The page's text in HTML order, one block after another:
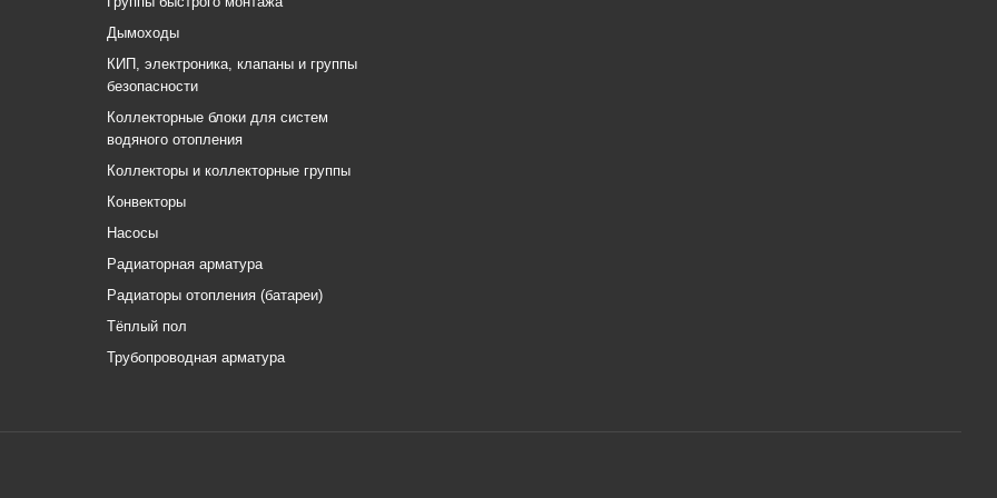
Дымоходы
КИП, электроника, клапаны и группы
безопасности
Коллекторные блоки для систем
водяного отопления
Коллекторы и коллекторные группы
Конвекторы
Насосы
Радиаторная арматура
Радиаторы отопления (батареи)
Тёплый пол
Трубопроводная арматура